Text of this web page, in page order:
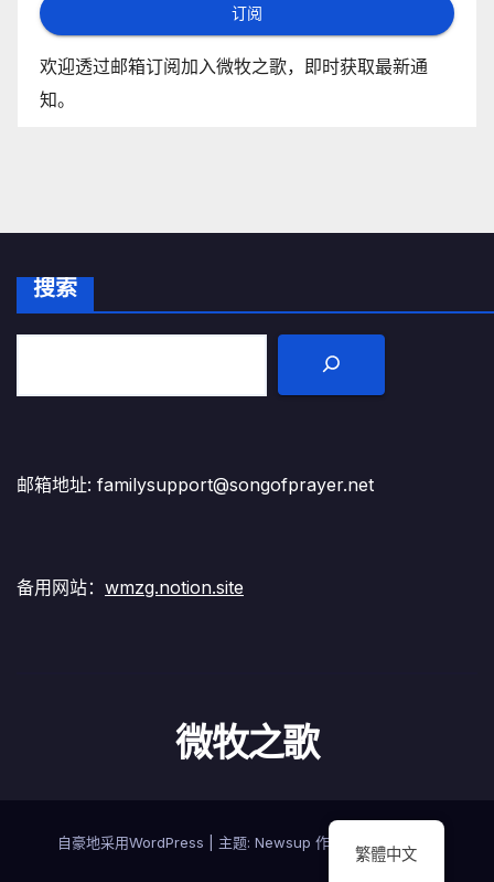
订阅
欢迎透过邮箱订阅加入微牧之歌，即时获取最新通
知。
搜索
邮箱地址: familysupport@songofprayer.net
备用网站： wmzg.notion.site
微牧之歌
自豪地采用WordPress 主题: Newsup 作者 Themeansar
繁體中文